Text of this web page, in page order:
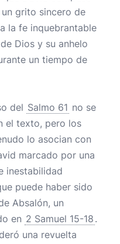
un grito sincero de
la fe inquebrantable
Dios y su anhelo
un tiempo de
del Salmo 61 no se
el texto, pero los
lo asocian con
marcado por una
inestabilidad
puede haber sido
Absalón, un
en 2 Samuel 15-18 .
una revuelta